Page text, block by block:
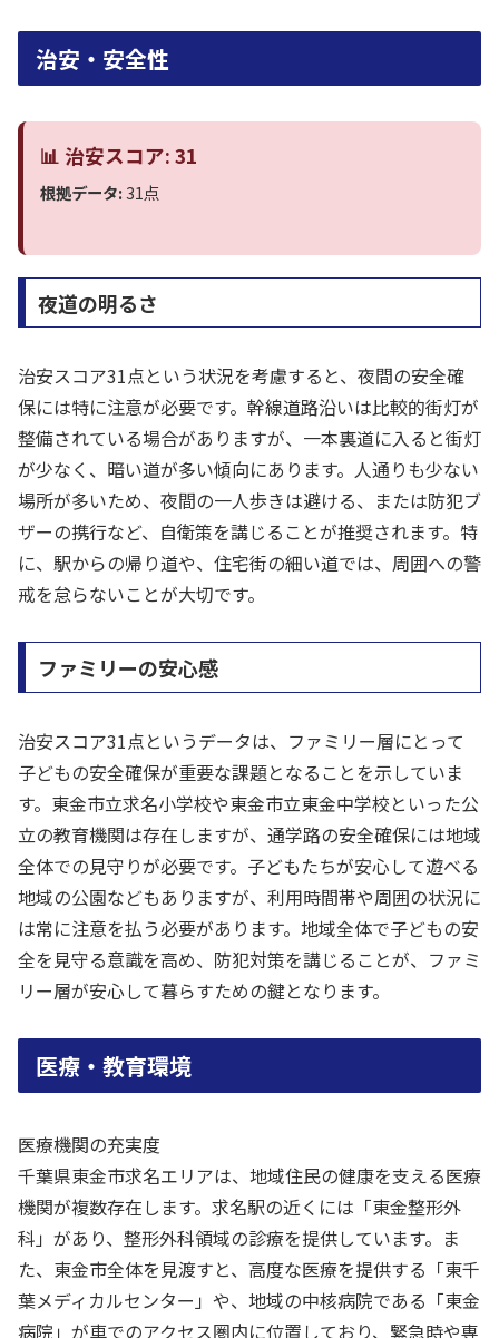
治安・安全性
📊 治安スコア: 31
根拠データ:31点
夜道の明るさ
治安スコア31点という状況を考慮すると、夜間の安全確
保には特に注意が必要です。幹線道路沿いは比較的街灯が
整備されている場合がありますが、一本裏道に入ると街灯
が少なく、暗い道が多い傾向にあります。人通りも少ない
場所が多いため、夜間の一人歩きは避ける、または防犯ブ
ザーの携行など、自衛策を講じることが推奨されます。特
に、駅からの帰り道や、住宅街の細い道では、周囲への警
戒を怠らないことが大切です。
ファミリーの安心感
治安スコア31点というデータは、ファミリー層にとって
子どもの安全確保が重要な課題となることを示していま
す。東金市立求名小学校や東金市立東金中学校といった公
立の教育機関は存在しますが、通学路の安全確保には地域
全体での見守りが必要です。子どもたちが安心して遊べる
地域の公園などもありますが、利用時間帯や周囲の状況に
は常に注意を払う必要があります。地域全体で子どもの安
全を見守る意識を高め、防犯対策を講じることが、ファミ
リー層が安心して暮らすための鍵となります。
医療・教育環境
医療機関の充実度
千葉県東金市求名エリアは、地域住民の健康を支える医療
機関が複数存在します。求名駅の近くには「東金整形外
科」があり、整形外科領域の診療を提供しています。ま
た、東金市全体を見渡すと、高度な医療を提供する「東千
葉メディカルセンター」や、地域の中核病院である「東金
病院」が車でのアクセス圏内に位置しており、緊急時や専